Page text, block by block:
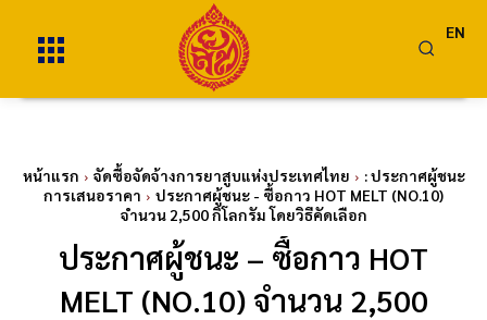
EN
หน้าแรก จัดซื้อจัดจ้างการยาสูบแห่งประเทศไทย
: ประกาศผู้ชนะ
การเสนอราคา
ประกาศผู้ชนะ - ซื้อกาว HOT MELT (NO.10)
จำนวน 2,500 กิโลกรัม โดยวิธีคัดเลือก
ประกาศผู้ชนะ – ซื้อกาว HOT
MELT (NO.10) จำนวน 2,500